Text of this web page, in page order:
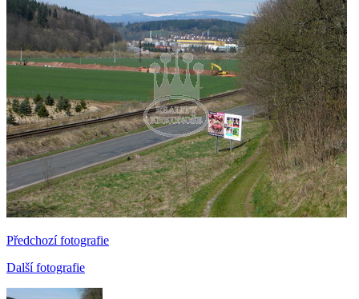
Předchozí fotografie
Další fotografie